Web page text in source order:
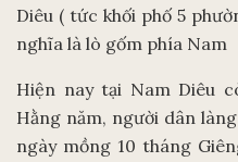
Diêu ( tức khối phố 5
nghĩa là lò gốm phía Nam
Hiện nay tại Nam Diêu
Hằng năm, người dân
ngày mồng 10 tháng